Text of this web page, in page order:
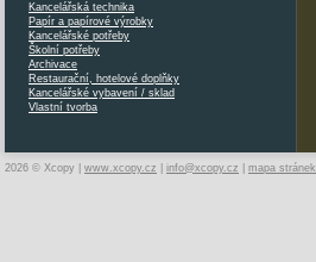
Kancelářská technika
Papír a papírové výrobky
Kancelářské potřeby
Školní potřeby
Archivace
Restaurační, hotelové doplňky
Kancelářské vybavení / sklad
Vlastní tvorba
2026 © Xcopy | www.xcopy.cz info@xcopy.cz mapa stránek